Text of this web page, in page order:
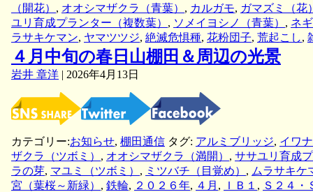
（開花） , オオシマザクラ（青葉） , カルガモ, ガマズミ（花
ユリ育成プランター（複数葉） , ソメイヨシノ（青葉） , ネ
ラサキケマン, ヤマツツジ, 絶滅危惧種, 花粉団子, 荒起こし,
４月中旬の春日山棚田＆周辺の光景
岩井 章洋 | 2026年4月13日
カテゴリー:お知らせ, 棚田通信 タグ: アルミブリッジ, イワ
ザクラ（ツボミ） , オオシマザクラ（満開） , ササユリ育成
ラの芽, マユミ（ツボミ） , ミツバチ（目覚め） , ムラサキケ
宮（葉桜～新緑） , 鉄輪, ２０２６年, ４月 , ＩＢ１ , Ｓ２４・